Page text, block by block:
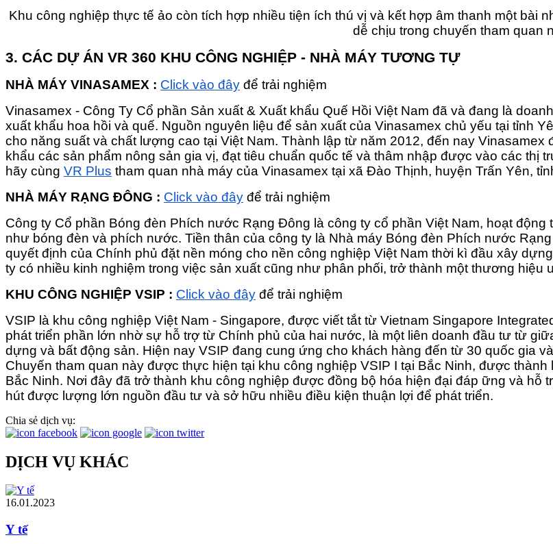
Khu công nghiệp thực tế ảo còn tích hợp nhiều tiện ích thú vị và kết hợp âm thanh một bài
dễ chịu trong chuyến tham quan
3. CÁC DỰ ÁN VR 360 KHU CÔNG NGHIỆP - NHÀ MÁY TƯƠNG TỰ
NHÀ MÁY VINASAMEX : Click vào đây để trải nghiệm
Vinasamex - Công Ty Cổ phần Sản xuất & Xuất khẩu Quế Hồi Việt Nam đã và đang là
xuất khẩu hoa hồi và quế. Nguồn nguyên liệu để sản xuất của Vinasamex chủ yếu tại tỉnh
cho năng suất và chất lượng cao tại Việt Nam. Thành lập từ năm 2012, đến nay
khẩu các sản phẩm nông sản gia vị, đạt tiêu chuẩn quốc tế và thâm nhập được vào các thị
hãy cùng VR Plus tham quan nhà máy của Vinasamex tại xã Đào Thịnh, huyện Trấn Yên,
NHÀ MÁY RẠNG ĐÔNG : Click vào đây để trải nghiệm
Công ty Cổ phần Bóng đèn Phích nước Rạng Đông là công ty cổ phần Việt Nam, hoạt
như bóng đèn và phích nước. Tiền thân của công ty là Nhà máy Bóng đèn Phích nước
quyết định của Chính phủ đặt nền móng cho nền công nghiệp Việt Nam thời kì đầu xây
ty có nhiều kinh nghiệm trong việc sản xuất cũng như phân phối, trở thành một thương hiệu
KHU CÔNG NGHIỆP VSIP : Click vào đây để trải nghiệm
VSIP là khu công nghiệp Việt Nam - Singapore, được viết tắt từ Vietnam Singapore
phát triển phần lớn nhờ sự hỗ trợ từ Chính phủ của hai nước, là một liên doanh đầu tư từ
dựng và bất động sản. Hiện nay VSIP đang cung ứng cho khách hàng đến từ 30 quốc gia
Chuyến tham quan này được thực hiện tại khu công nghiệp VSIP I tại Bắc Ninh, được
Bắc Ninh. Nơi đây đã trở thành khu công nghiệp được đồng bộ hóa hiện đại đáp ững và
hút được lượng lớn nguồn đầu tư và sở hữu nhiều điều kiện thuận lợi để phát triển.
Chia sẻ dịch vụ:
DỊCH VỤ KHÁC
16.01.2023
Y tế